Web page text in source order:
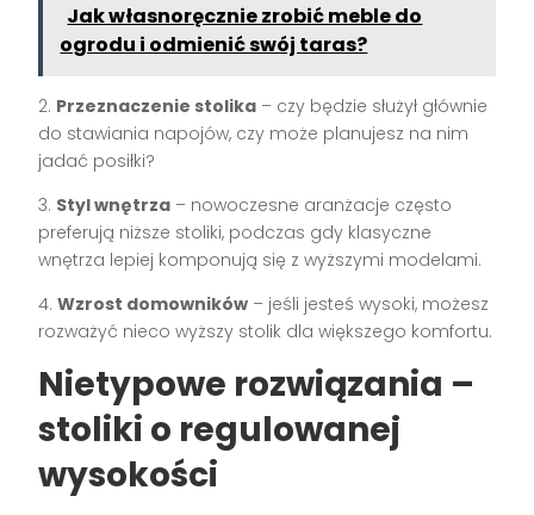
Jak własnoręcznie zrobić meble do
ogrodu i odmienić swój taras?
2. Przeznaczenie stolika – czy będzie służył głównie
do stawiania napojów, czy może planujesz na nim
jadać posiłki?
3. Styl wnętrza – nowoczesne aranżacje często
preferują niższe stoliki, podczas gdy klasyczne
wnętrza lepiej komponują się z wyższymi modelami.
4.Wzrost domowników – jeśli jesteś wysoki, możesz
rozważyć nieco wyższy stolik dla większego komfortu.
Nietypowe rozwiązania –
stoliki o regulowanej
wysokości